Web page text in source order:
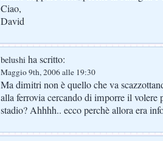
Ciao,
David
belushi ha scritto:
Maggio 9th, 2006 alle 19:30
Ma dimitri non è quello che va
alla ferrovia cercando di imporre il volere
stadio? Ahhhh.. ecco perchè allora era